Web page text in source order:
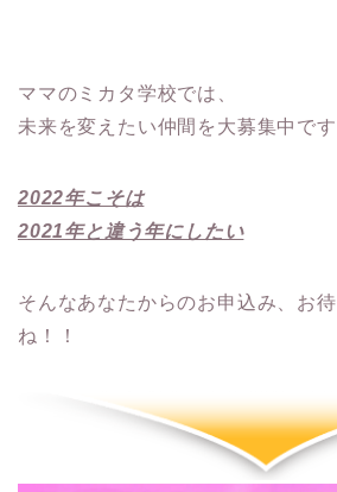
ママのミカタ学校では、
未来を変えたい仲間を大募集中です
2022年こそは
2021年と違う年にしたい
そんなあなたからのお申込み、お
ね！！